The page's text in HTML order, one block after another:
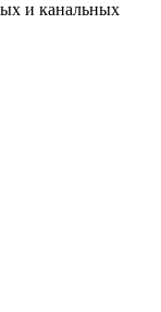
и канальных